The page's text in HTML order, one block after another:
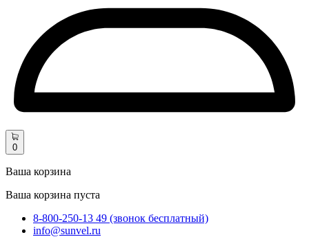
0
Ваша корзина
Ваша корзина пуста
8-800-250-13 49 (звонок бесплатный)
info@sunvel.ru